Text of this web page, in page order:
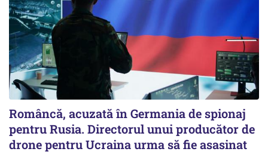
Româncă, acuzată în Germania de spionaj
pentru Rusia. Directorul unui producător de
drone pentru Ucraina urma să fie asasinat